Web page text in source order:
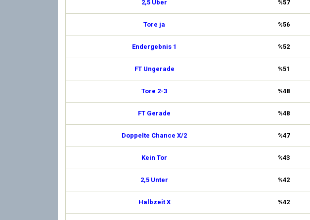
2,5 Über %57
Tore ja %56
Endergebnis 1 %52
FT Ungerade %51
Tore 2-3 %48
FT Gerade %48
Doppelte Chance X/2 %47
Kein Tor %43
2,5 Unter %42
Halbzeit X %42